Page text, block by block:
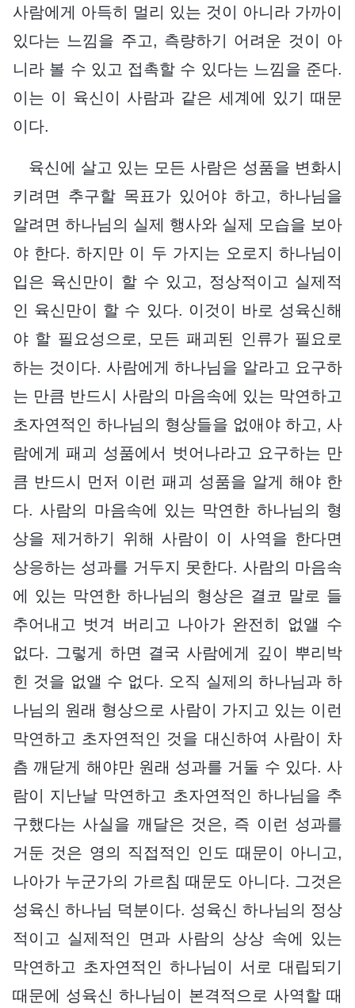
사람에게 아득히 멀리 있는 것이 아니라 가까이
있다는 느낌을 주고, 측량하기 어려운 것이 아
니라 볼 수 있고 접촉할 수 있다는 느낌을 준다.
이는 이 육신이 사람과 같은 세계에 있기 때문
이다.
육신에 살고 있는 모든 사람은 성품을 변화시
키려면 추구할 목표가 있어야 하고, 하나님을
알려면 하나님의 실제 행사와 실제 모습을 보아
야 한다. 하지만 이 두 가지는 오로지 하나님이
입은 육신만이 할 수 있고, 정상적이고 실제적
인 육신만이 할 수 있다. 이것이 바로 성육신해
야 할 필요성으로, 모든 패괴된 인류가 필요로
하는 것이다. 사람에게 하나님을 알라고 요구하
는 만큼 반드시 사람의 마음속에 있는 막연하고
초자연적인 하나님의 형상들을 없애야 하고, 사
람에게 패괴 성품에서 벗어나라고 요구하는 만
큼 반드시 먼저 이런 패괴 성품을 알게 해야 한
다. 사람의 마음속에 있는 막연한 하나님의 형
상을 제거하기 위해 사람이 이 사역을 한다면
상응하는 성과를 거두지 못한다. 사람의 마음속
에 있는 막연한 하나님의 형상은 결코 말로 들
추어내고 벗겨 버리고 나아가 완전히 없앨 수
없다. 그렇게 하면 결국 사람에게 깊이 뿌리박
힌 것을 없앨 수 없다. 오직 실제의 하나님과 하
나님의 원래 형상으로 사람이 가지고 있는 이런
막연하고 초자연적인 것을 대신하여 사람이 차
츰 깨닫게 해야만 원래 성과를 거둘 수 있다. 사
람이 지난날 막연하고 초자연적인 하나님을 추
구했다는 사실을 깨달은 것은, 즉 이런 성과를
거둔 것은 영의 직접적인 인도 때문이 아니고,
나아가 누군가의 가르침 때문도 아니다. 그것은
성육신 하나님 덕분이다. 성육신 하나님의 정상
적이고 실제적인 면과 사람의 상상 속에 있는
막연하고 초자연적인 하나님이 서로 대립되기
때문에 성육신 하나님이 본격적으로 사역할 때